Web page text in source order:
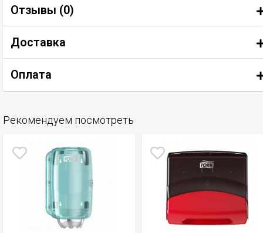
Отзывы (0)
Доставка
Оплата
Рекомендуем посмотреть